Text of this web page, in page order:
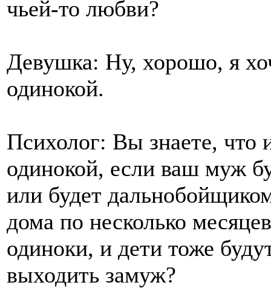
чьей-то любви?
Девушка: Ну, хорошо, я
одинокой.
Психолог: Вы знаете,
одинокой, если ваш муж
или будет
дома по несколько
одиноки, и дети тоже
выходить замуж?